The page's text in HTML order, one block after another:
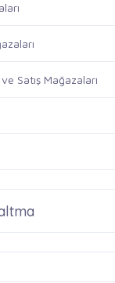
Satış Mağazaları